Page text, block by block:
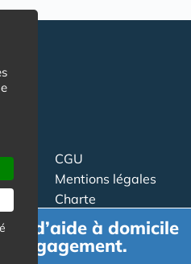
CGU
Mentions légales
Charte
Proposer un article
Relation presse
d’aide à domicile
engagement.